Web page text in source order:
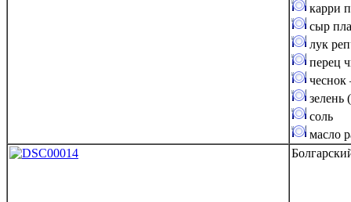
карри
сыр
лук
перец
чеснок
зелень
соль
масло